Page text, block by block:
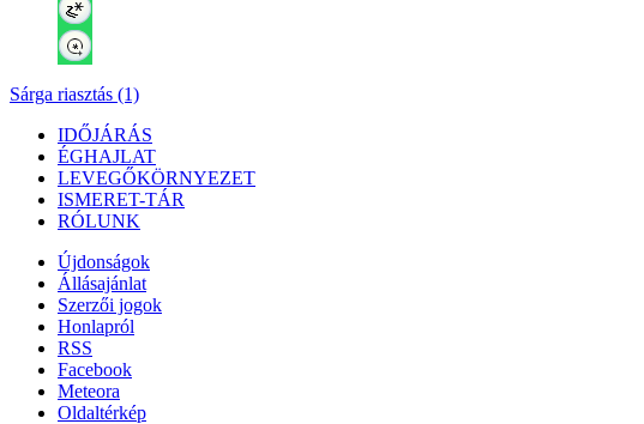
Sárga riasztás (1)
IDŐJÁRÁS
ÉGHAJLAT
LEVEGŐKÖRNYEZET
ISMERET-TÁR
RÓLUNK
Újdonságok
Állásajánlat
Szerzői jogok
Honlapról
RSS
Facebook
Meteora
Oldaltérkép